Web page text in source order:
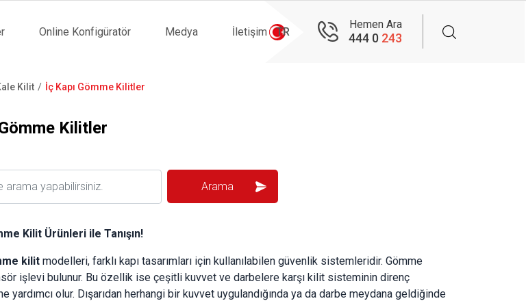
Online Konfigüratör Medya İletişim
Hemen Ara
444 0 243
TR
Kilit İç Kapı Gömme Kilitler
Kilitler
Kilit Ürünleri ile Tanışın!
kilit modelleri, farklı kapı tasarımları için kullanılabilen güvenlik sistemleridir. Gömme
işlevi bulunur. Bu özellik ise çeşitli kuvvet ve darbelere karşı kilit sisteminin direnç
yardımcı olur. Dışarıdan herhangi bir kuvvet uygulandığında ya da darbe meydana geldiğinde